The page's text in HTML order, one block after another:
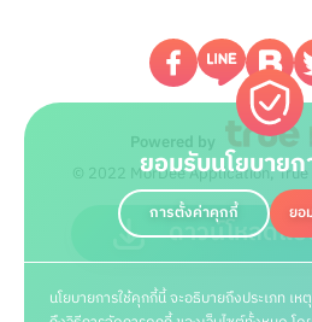
ดาวน์โหลดแ
ยอมรับนโยบาย
การตั้งค่าคุกกี้ ยอ
นโยบายการใช้คุกกี้นี้ จะอธิบายถึงประเภท เ
Powered by
© 2022 MorDee Application,